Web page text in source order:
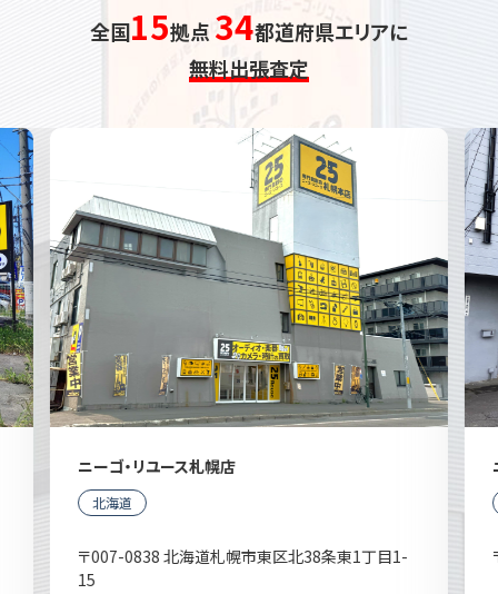
全国15拠点 34都道府県エリアに
無料出張査定
ニーゴ・リユース札幌店
北海道
〒007-0838 北海道札幌市東区北38条東1丁目1-
15